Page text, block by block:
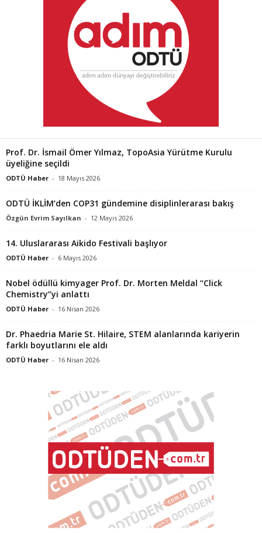
Prof. Dr. İsmail Ömer Yılmaz, TopoAsia Yürütme Kurulu
üyeliğine seçildi
ODTÜ Haber - 18 Mayıs 2026
ODTÜ İKLİM’den COP31 gündemine disiplinlerarası bakış
Özgün Evrim Sayılkan - 12 Mayıs 2026
14. Uluslararası Aikido Festivali başlıyor
ODTÜ Haber - 6 Mayıs 2026
Nobel ödüllü kimyager Prof. Dr. Morten Meldal “Click
Chemistry”yi anlattı
ODTÜ Haber - 16 Nisan 2026
Dr. Phaedria Marie St. Hilaire, STEM alanlarında kariyerin
farklı boyutlarını ele aldı
ODTÜ Haber - 16 Nisan 2026